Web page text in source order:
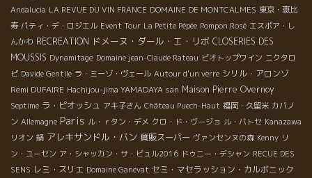
Andalucia LA REVUE DU VIN FRANCE DOMAINE DE MONTCALMES 東京・恵比
寿 パティ・デ・ロジエル Event Tour La Petite Pépée Pompon Rosé エスポア・し
んかわ RECREATION ドメーヌ・ダール・エ・リボ CLOSERIES DES
MOUSSIS Dynamitage Domaine jean-Claude Rateau ビオトップワイン ニクタロ
ピ Davide Gentile ラ・ミーゾ・ヴェール Autour d'un verre シリル・アロンゾ
Remi DUFAIRE Hachijou-jima YAMADAYA san Maison Pierre Overnoy
Septime ラ・ピオッシュ アキ子さん Château Puech-Haut 福岡・久留米 カバノ
ン Allemagne Paris ル・ｒタン・デメ クロ・ド・ヴージョ ル・バトセ Kanazawa
リオン 鍋 アレキサンドル・バン 質販スーパー ヴァンセンヌの森 Kenny リ
ン・ユーセン ア・シャッカン・サ・ビュル2016 ドゥニー・デシャン RECUE DES
SENS レミ・スリエ Domaine Ganevat セミ・マセラッション・カルボニック